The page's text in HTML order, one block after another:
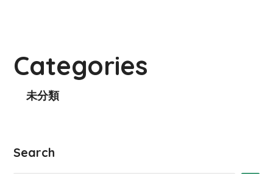
Categories
未分類
Search